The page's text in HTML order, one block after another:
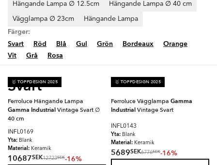
Hängande Lampa ∅ 12.5cm Hängande Lampa ∅ 40 cm
Vägglampa ∅ 23cm Hängande Lampa
Färger:
Svart
Röd Blå Gul Grön Bordeaux
Orange
Vit
Grå Rosa
Svart
🥇 TOPPDESIGN 2025
Ferroluce Hängande Lampa
Gamma IndustrialVintage Svart ∅
40 cm
INFL0169
Yta: Blank
Material: Keramik
10687SEK12723SEK-16%
🥇 TOPPDESIGN 2025
Ferroluce Vägglampa Gamma
IndustrialVintage Svart
INFL0143
Yta: Blank
Material: Keramik
5689SEK6776SEK-16%